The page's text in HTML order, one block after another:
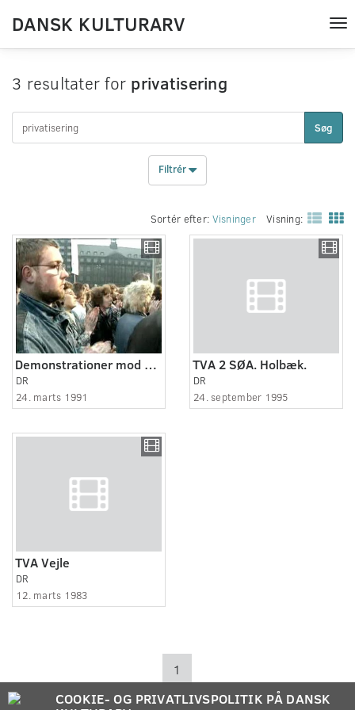
DANSK KULTURARV
3 resultater for privatisering
Søg
Filtrér
Sortér efter: Visninger Visning:
Demonstrationer mod arbejdsløshed
DR
24. marts 1991
TVA 2 SØA. Holbæk.
DR
24. september 1995
TVA Vejle
DR
12. marts 1983
1
COOKIE- OG PRIVATLIVSPOLITIK PÅ DANSK